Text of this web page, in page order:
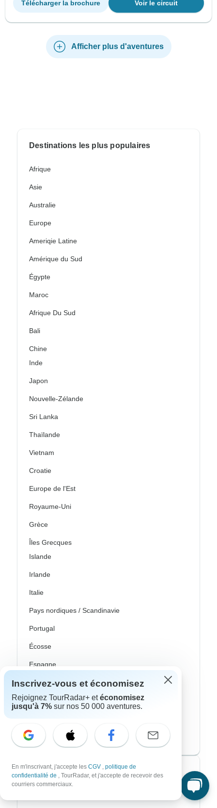
Voir le circuit
Télécharger la brochure
Afficher plus d'aventures
Destinations les plus populaires
Afrique
Asie
Australie
Europe
Ameriqie Latine
Amérique du Sud
Égypte
Maroc
Afrique Du Sud
Bali
Chine
Inde
Japon
Nouvelle-Zélande
Sri Lanka
Thaïlande
Vietnam
Croatie
Europe de l'Est
Royaume-Uni
Grèce
Îles Grecques
Islande
Irlande
Italie
Pays nordiques / Scandinavie
Portugal
Écosse
Espagne
Turquie
Canada
États-Unis
Voyagistes les plus populaires
Inscrivez-vous et économisez
Rejoignez TourRadar+ etéconomisez
jusqu'à 7% sur nos 50 000 aventures.
En m'inscrivant, j'accepte les CGV , politique de
confidentialité de , TourRadar, et j'accepte de recevoir des
courriers commerciaux.